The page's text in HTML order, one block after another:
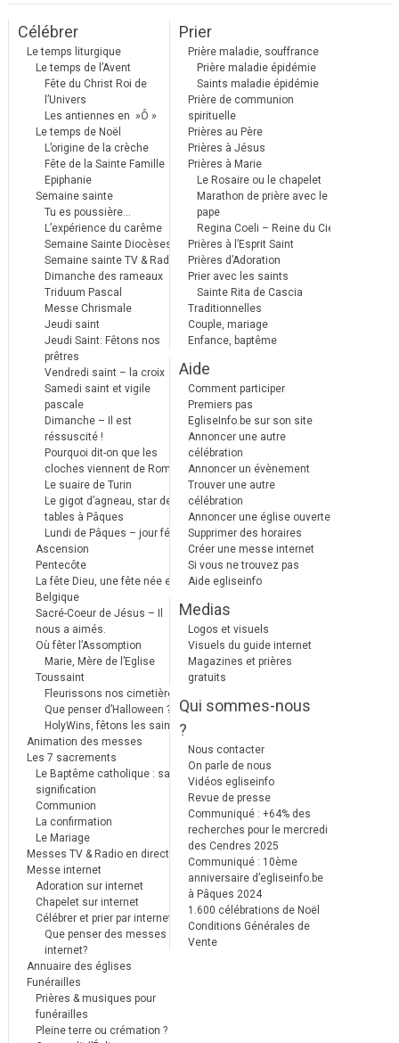
Célébrer
Le temps liturgique
Le temps de l’Avent
Fête du Christ Roi de
l’Univers
Les antiennes en »Ô »
Le temps de Noël
L’origine de la crèche
Fête de la Sainte Famille
Epiphanie
Semaine sainte
Tu es poussière…
L’expérience du carême
Semaine Sainte Diocèses
Semaine sainte TV & Radio
Dimanche des rameaux
Triduum Pascal
Messe Chrismale
Jeudi saint
Jeudi Saint: Fêtons nos
prêtres
Vendredi saint – la croix
Samedi saint et vigile
pascale
Dimanche – Il est
réssuscité !
Pourquoi dit-on que les
cloches viennent de Rome ?
Le suaire de Turin
Le gigot d’agneau, star des
tables à Pâques
Lundi de Pâques – jour férié
Ascension
Pentecôte
La fête Dieu, une fête née en
Belgique
Sacré-Coeur de Jésus – Il
nous a aimés.
Où fêter l’Assomption
Marie, Mère de l’Eglise
Toussaint
Fleurissons nos cimetières
Que penser d’Halloween ?
HolyWins, fêtons les saints !
Animation des messes
Les 7 sacrements
Le Baptême catholique : sa
signification
Communion
La confirmation
Le Mariage
Messes TV & Radio en direct
Messe internet
Adoration sur internet
Chapelet sur internet
Célébrer et prier par internet
Que penser des messes
internet?
Annuaire des églises
Funérailles
Prières & musiques pour
funérailles
Pleine terre ou crémation ?
Prier
Prière maladie, souffrance
Prière maladie épidémie
Saints maladie épidémie
Prière de communion
spirituelle
Prières au Père
Prières à Jésus
Prières à Marie
Le Rosaire ou le chapelet
Marathon de prière avec le
pape
Regina Coeli – Reine du Ciel
Prières à l’Esprit Saint
Prières d’Adoration
Prier avec les saints
Sainte Rita de Cascia
Traditionnelles
Couple, mariage
Enfance, baptême
Aide
Comment participer
Premiers pas
EgliseInfo.be sur son site
Annoncer une autre
célébration
Annoncer un évènement
Trouver une autre
célébration
Annoncer une église ouverte
Supprimer des horaires
Créer une messe internet
Si vous ne trouvez pas
Aide egliseinfo
Medias
Logos et visuels
Visuels du guide internet
Magazines et prières
gratuits
Qui sommes-nous
?
Nous contacter
On parle de nous
Vidéos egliseinfo
Revue de presse
Communiqué : +64% des
recherches pour le mercredi
des Cendres 2025
Communiqué : 10ème
anniversaire d’egliseinfo.be
à Pâques 2024
1.600 célébrations de Noël
Conditions Générales de
Vente